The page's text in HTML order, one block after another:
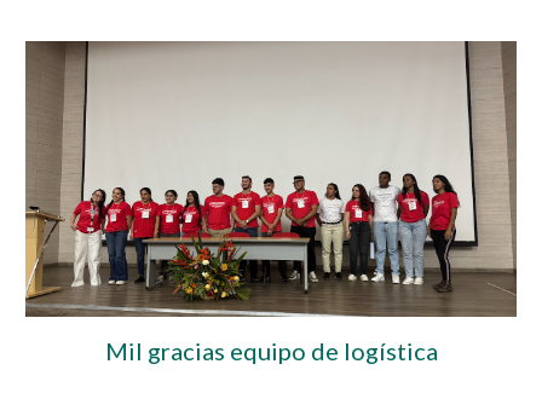
Mil gracias equipo de logística